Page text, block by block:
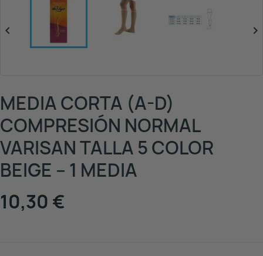
 
MEDIA CORTA (A-D)
COMPRESIÓN NORMAL
VARISAN TALLA 5 COLOR
BEIGE – 1 MEDIA
10,30 €